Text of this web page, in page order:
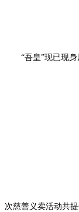
“吾皇”现已现身
次慈善义卖活动共